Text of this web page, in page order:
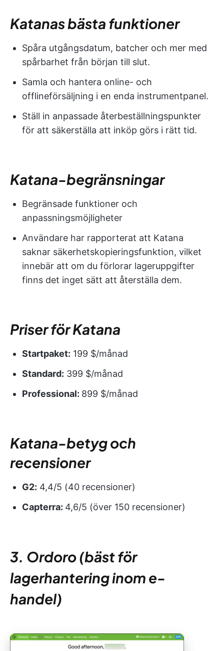
Katanas bästa funktioner
Spåra utgångsdatum, batcher och mer med
spårbarhet från början till slut.
Samla och hantera online- och
offlineförsäljning i en enda instrumentpanel.
Ställ in anpassade återbeställningspunkter
för att säkerställa att inköp görs i rätt tid.
Katana-begränsningar
Begränsade funktioner och
anpassningsmöjligheter
Användare har rapporterat att Katana
saknar säkerhetskopieringsfunktion, vilket
innebär att om du förlorar lageruppgifter
finns det inget sätt att återställa dem.
Priser för Katana
Startpaket: 199 $/månad
Standard: 399 $/månad
Professional: 899 $/månad
Katana-betyg och
recensioner
G2: 4,4/5 (40 recensioner)
Capterra: 4,6/5 (över 150 recensioner)
3. Ordoro (bäst för
lagerhantering inom e-
handel)